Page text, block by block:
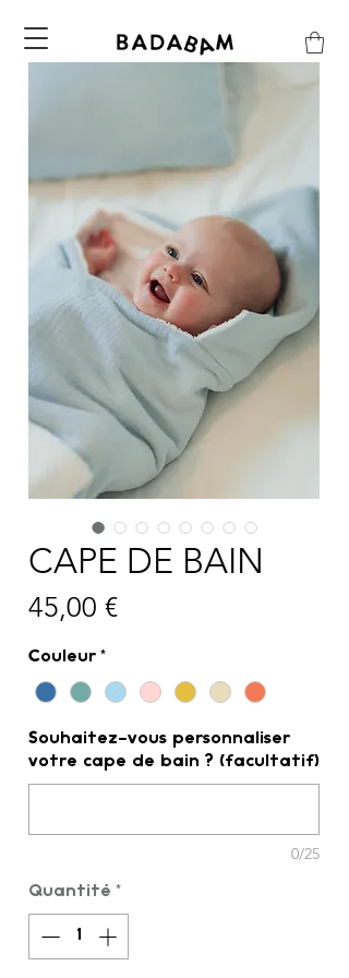
CAPE DE BAIN
45,00 €Prix
Couleur *
Souhaitez-vous personnaliser
votre cape de bain ? (facultatif)
0/25
Quantité *